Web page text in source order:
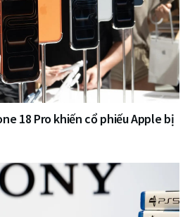
18 Pro khiến cổ phiếu Apple bị